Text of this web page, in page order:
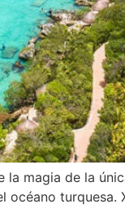
magia de la